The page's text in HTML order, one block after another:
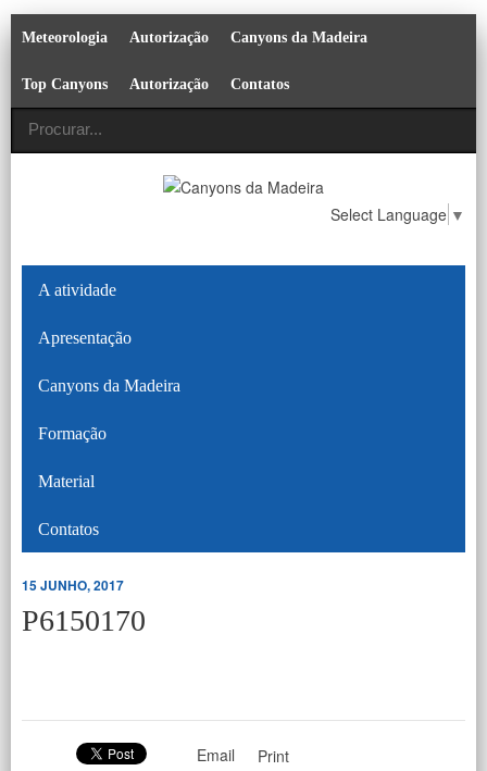
Meteorologia Autorização Canyons da Madeira
Top Canyons Autorização Contatos
Select Language ▼
A atividade
Apresentação
Canyons da Madeira
Formação
Material
Contatos
15 JUNHO, 2017
P6150170
Email Print